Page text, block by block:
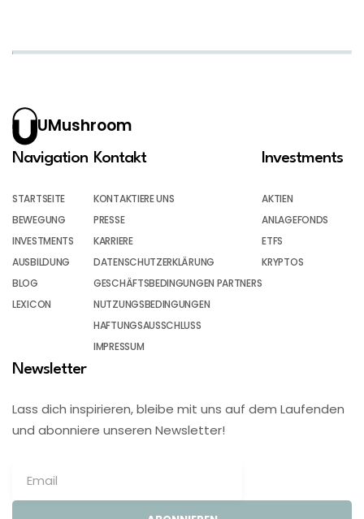
UMushroom
Navigation
STARTSEITE
BEWEGUNG
INVESTMENTS
AUSBILDUNG
BLOG
LEXICON
Kontakt
KONTAKTIERE UNS
PRESSE
KARRIERE
DATENSCHUTZERKLÄRUNG
GESCHÄFTSBEDINGUNGEN PARTNERS
NUTZUNGSBEDINGUNGEN
HAFTUNGSAUSSCHLUSS
IMPRESSUM
Investments
AKTIEN
ANLAGEFONDS
ETFS
KRYPTOS
Newsletter
Lass dich inspirieren, bleibe mit uns auf dem Laufenden
und abonniere unseren Newsletter!